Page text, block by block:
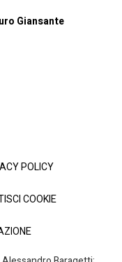
Giansante
POLICY
COOKIE